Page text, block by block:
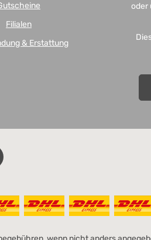
Filialen
& Erstattung
oder